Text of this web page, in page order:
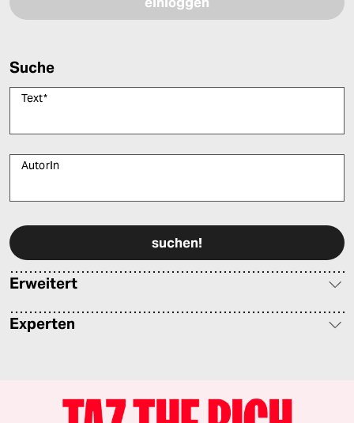
Suche
Text*
AutorIn
Erweitert
Experten